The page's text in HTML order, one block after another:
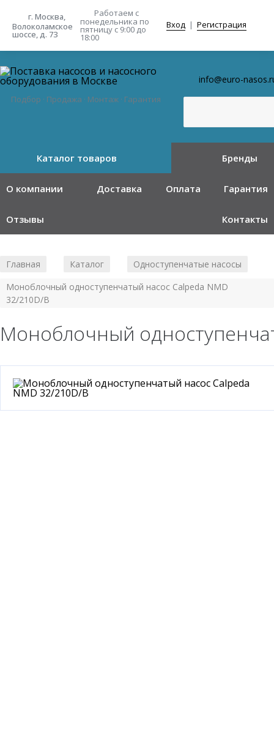
г. Москва,
Волоколамское
шоссе, д. 73
Работаем с
понедельника по
пятницу с 9:00 до
18:00
Вход | Регистрация
Подбор · Продажа · Монтаж · Гарантия
info@euro-
Каталог товаров Бренды
О компании Доставка Оплата Гарантия
Отзывы Контакты
Главная Каталог Одноступенчатые насосы
Моноблочный одноступенчатый насос Calpeda NMD
32/210D/B
Моноблочный